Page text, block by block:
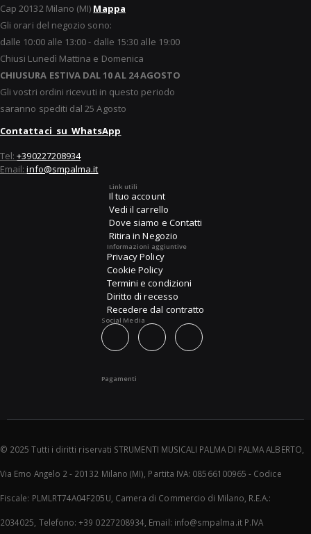
Cap 20132 Milano (MI) Mappa
Gli orari del negozio sono:
dalle 10:00 alle 13:00 - dalle 15:30 alle 19:00
Chiusi Lunedì Mattina e Domenica
CHIUSURA ESTIVA DAL 10 AL 24 AGOSTO
Gli vostri ordini ricevuti in questo periodo
saranno spediti dal 25 Agosto
Contattaci su WhatsApp
Tel:+390227208934
Email:info@smpalma.it
Link utili
Il tuo account
Vedi il carrello
Dove siamo e Contatti
Ritira in Negozio
Informazioni aggiuntive
Privacy Policy
Cookie Policy
Termini e condizioni
Diritto di recesso
Recedere dal contratto
Social Media
Pagamenti
© 2025 Tutti i diritti riservati STRUMENTI MUSICALI PALMA DI PALMA ALBERTO,
Via Emo Angelo 2 - 20132 Milano (MI), Partita IVA: 08566100965 - Codice
Fiscale: PLMLRT74A04F205U, Camera di Commercio di Milano, R.E.A.:
2034025, Telefono: +39 0227208934, Email: info@smpalma.it P.IVA